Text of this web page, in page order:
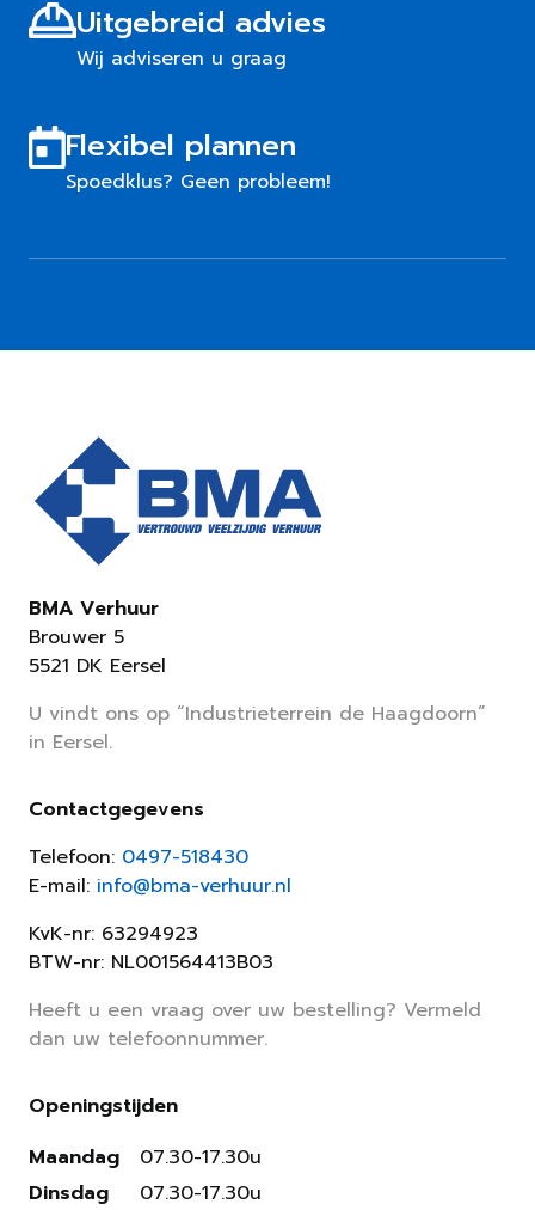
Uitgebreid advies
Wij adviseren u graag
Flexibel plannen
Spoedklus? Geen probleem!
BMA Verhuur
Brouwer 5
5521 DK Eersel
U vindt ons op “Industrieterrein de Haagdoorn”
in Eersel.
Contactgegevens
Telefoon: 0497-518430
E-mail: info@bma-verhuur.nl
KvK-nr: 63294923
BTW-nr: NL001564413B03
Heeft u een vraag over uw bestelling? Vermeld
dan uw telefoonnummer.
Openingstijden
Maandag
Dinsdag
07.30-17.30u
07.30-17.30u